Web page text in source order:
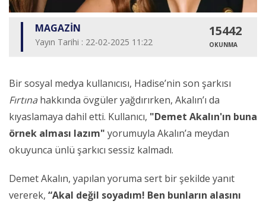
MAGAZİN
Yayın Tarihi : 22-02-2025 11:22
15442
OKUNMA
Bir sosyal medya kullanıcısı, Hadise’nin son şarkısı
Fırtına hakkında övgüler yağdırırken, Akalın’ı da
kıyaslamaya dahil etti. Kullanıcı, "Demet Akalın'ın buna
örnek alması lazım" yorumuyla Akalın’a meydan
okuyunca ünlü şarkıcı sessiz kalmadı.
Demet Akalın, yapılan yoruma sert bir şekilde yanıt
vererek, “Akal değil soyadım! Ben bunların alasını